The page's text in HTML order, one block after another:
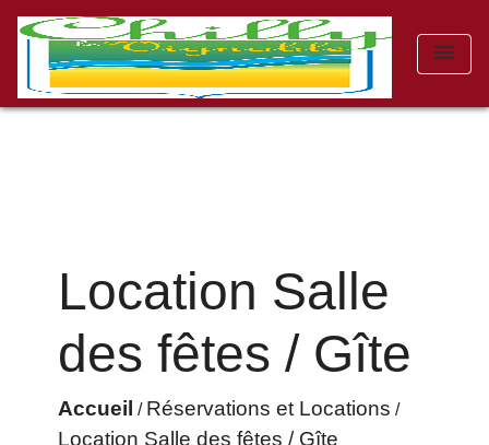
menu
Location Salle
des fêtes / Gîte
Accueil / Réservations et Locations /
Location Salle des fêtes / Gîte